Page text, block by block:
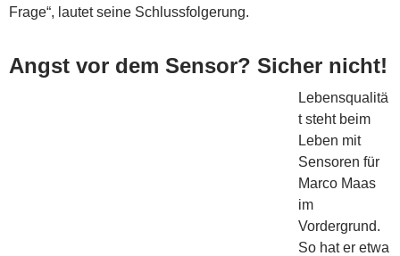
Frage“, lautet seine Schlussfolgerung.
Angst vor dem Sensor? Sicher nicht!
Lebensqualitä
t steht beim
Leben mit
Sensoren für
Marco Maas
im
Vordergrund.
So hat er etwa